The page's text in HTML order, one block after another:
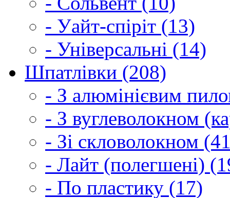
- Уайт-спіріт (13)
- Універсальні (14)
Шпатлівки (208)
- З алюмінієвим
- З вуглеволокном
- Зі скловолокном
- Лайт (полегшені)
- По пластику (17)